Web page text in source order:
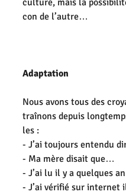
culture, mais la
con de l’autre…
Adaptation
Nous avons tous des
traînons depuis
les :
- J’ai toujours entendu
- Ma mère disait que…
- J’ai lu il y a quelques
- J’ai vérifié sur internet